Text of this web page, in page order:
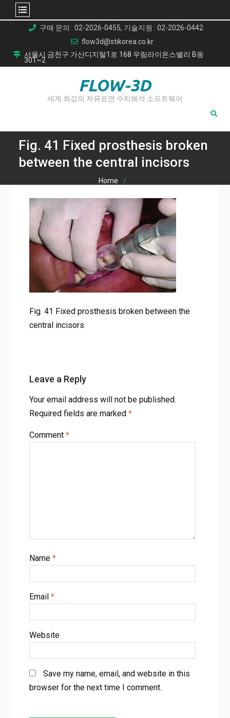
content
구매 문의 : 02-2026-0455, 기술지원 : 02-2026-0442
flow3d@stikorea.co.kr
서울시 금천구 가산디지털1로 168 우림라이온스밸리 B동
301~2
FLOW-3D
세계 최강의 자유표면 수치해석 소프트웨어
Fig. 41 Fixed prosthesis broken
between the central incisors
Home
에서의 새로운 혁신
Fig. 41 Fixed prosthesis broken between the central incisors
Fig. 41 Fixed prosthesis broken between the
central incisors
Leave a Reply
Your email address will not be published.
Required fields are marked *
Comment *
Name *
Email *
Website
Save my name, email, and website in this
browser for the next time I comment.